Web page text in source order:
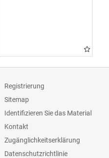
Registrierung
Sitemap
Identifizieren Sie das Material
Kontakt
Zugänglichkeitserklärung
Datenschutzrichtlinie